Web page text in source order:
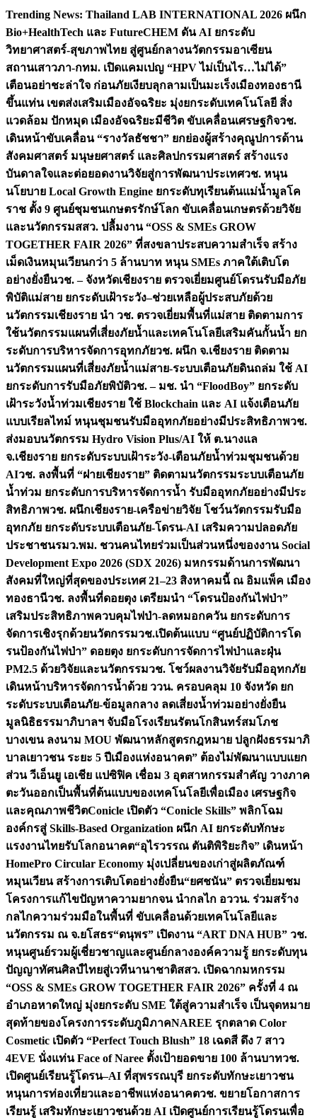
Skip
content
Trending News: Thailand LAB INTERNATIONAL 2026 ผนึก
Bio+HealthTech และ FutureCHEM ดัน AI ยกระดับ
วิทยาศาสตร์-สุขภาพไทย สู่ศูนย์กลางนวัตกรรมอาเซียน
สถานเสาวภา-กทม. เปิดแคมเปญ “HPV ไม่เป็นไร…ไม่ได้”
เตือนอย่าชะล่าใจ ก่อนภัยเงียบลุกลามเป็นมะเร็งเมืองทองธานี
ขึ้นแท่น เขตส่งเสริมเมืองอัจฉริยะ มุ่งยกระดับเทคโนโลยี สิ่ง
แวดล้อม ปักหมุด เมืองอัจฉริยะมีชีวิต ขับเคลื่อนเศรษฐกิจวช.
เดินหน้าขับเคลื่อน “รางวัลธัชชา” ยกย่องผู้สร้างคุณูปการด้าน
สังคมศาสตร์ มนุษยศาสตร์ และศิลปกรรมศาสตร์ สร้างแรง
บันดาลใจและต่อยอดงานวิจัยสู่การพัฒนาประเทศวช. หนุน
นโยบาย Local Growth Engine ยกระดับทุเรียนต้นแม่น้ำมูลโค
ราช ตั้ง 9 ศูนย์ชุมชนเกษตรรักษ์โลก ขับเคลื่อนเกษตรด้วยวิจัย
และนวัตกรรมสสว. ปลื้มงาน “OSS & SMEs GROW
TOGETHER FAIR 2026” ที่สงขลาประสบความสำเร็จ สร้าง
เม็ดเงินหมุนเวียนกว่า 5 ล้านบาท หนุน SMEs ภาคใต้เติบโต
อย่างยั่งยืนวช. – จังหวัดเชียงราย ตรวจเยี่ยมศูนย์โดรนรับมือภัย
พิบัติแม่สาย ยกระดับเฝ้าระวัง–ช่วยเหลือผู้ประสบภัยด้วย
นวัตกรรมเชียงราย นำ วช. ตรวจเยี่ยมพื้นที่แม่สาย ติดตามการ
ใช้นวัตกรรมแผนที่เสี่ยงภัยน้ำและเทคโนโลยีเสริมคันกั้นน้ำ ยก
ระดับการบริหารจัดการอุทกภัยวช. ผนึก จ.เชียงราย ติดตาม
นวัตกรรมแผนที่เสี่ยงภัยน้ำแม่สาย-ระบบเตือนภัยดินถล่ม ใช้ AI
ยกระดับการรับมือภัยพิบัติวช. – มช. นำ “FloodBoy” ยกระดับ
เฝ้าระวังน้ำท่วมเชียงราย ใช้ Blockchain และ AI แจ้งเตือนภัย
แบบเรียลไทม์ หนุนชุมชนรับมืออุทกภัยอย่างมีประสิทธิภาพวช.
ส่งมอบนวัตกรรม Hydro Vision Plus/AI ให้ ต.นางแล
จ.เชียงราย ยกระดับระบบเฝ้าระวัง-เตือนภัยน้ำท่วมชุมชนด้วย
AIวช. ลงพื้นที่ “ฝายเชียงราย” ติดตามนวัตกรรมระบบเตือนภัย
น้ำท่วม ยกระดับการบริหารจัดการน้ำ รับมืออุทกภัยอย่างมีประ
สิทธิภาพวช. ผนึกเชียงราย-เครือข่ายวิจัย โชว์นวัตกรรมรับมือ
อุทกภัย ยกระดับระบบเตือนภัย-โดรน-AI เสริมความปลอดภัย
ประชาชนรมว.พม. ชวนคนไทยร่วมเป็นส่วนหนึ่งของงาน Social
Development Expo 2026 (SDX 2026) มหกรรมด้านการพัฒนา
สังคมที่ใหญ่ที่สุดของประเทศ 21–23 สิงหาคมนี้ ณ อิมแพ็ค เมือง
ทองธานีวช. ลงพื้นที่ดอยตุง เตรียมนำ “โดรนป้องกันไฟป่า”
เสริมประสิทธิภาพควบคุมไฟป่า-ลดหมอกควัน ยกระดับการ
จัดการเชิงรุกด้วยนวัตกรรมวช.เปิดต้นแบบ “ศูนย์ปฏิบัติการโด
รนป้องกันไฟป่า” ดอยตุง ยกระดับการจัดการไฟป่าและฝุ่น
PM2.5 ด้วยวิจัยและนวัตกรรมวช. โชว์ผลงานวิจัยรับมืออุทกภัย
เดินหน้าบริหารจัดการน้ำด้วย ววน. ครอบคลุม 10 จังหวัด ยก
ระดับระบบเตือนภัย-ข้อมูลกลาง ลดเสี่ยงน้ำท่วมอย่างยั่งยืน
มูลนิธิธรรมาภิบาลฯ จับมือโรงเรียนรัตนโกสินทร์สมโภช
บางเขน ลงนาม MOU พัฒนาหลักสูตรกฎหมาย ปลูกฝังธรรมาภิ
บาลเยาวชน ระยะ 5 ปีเมืองแห่งอนาคต” ต้องไม่พัฒนาแบบแยก
ส่วน วีเอ็นยู เอเชีย แปซิฟิค เชื่อม 3 อุตสาหกรรมสำคัญ วางภาค
ตะวันออกเป็นพื้นที่ต้นแบบของเทคโนโลยีเพื่อเมือง เศรษฐกิจ
และคุณภาพชีวิตConicle เปิดตัว “Conicle Skills” พลิกโฉม
องค์กรสู่ Skills-Based Organization ผนึก AI ยกระดับทักษะ
แรงงานไทยรับโลกอนาคต“อุไรวรรณ ตันติพิริยะกิจ” เดินหน้า
HomePro Circular Economy มุ่งเปลี่ยนของเก่าสู่ผลิตภัณฑ์
หมุนเวียน สร้างการเติบโตอย่างยั่งยืน“ยศชนัน” ตรวจเยี่ยมชม
โครงการแก้ไขปัญหาความยากจน นำกลไก อววน. ร่วมสร้าง
กลไกความร่วมมือในพื้นที่ ขับเคลื่อนด้วยเทคโนโลยีและ
นวัตกรรม ณ จ.ยโสธร“ดนุพร” เปิดงาน “ART DNA HUB” วช.
หนุนศูนย์รวมผู้เชี่ยวชาญและศูนย์กลางองค์ความรู้ ยกระดับทุน
ปัญญาทัศนศิลป์ไทยสู่เวทีนานาชาติสสว. เปิดฉากมหกรรม
“OSS & SMEs GROW TOGETHER FAIR 2026” ครั้งที่ 4 ณ
อำเภอหาดใหญ่ มุ่งยกระดับ SME ใต้สู่ความสำเร็จ เป็นจุดหมาย
สุดท้ายของโครงการระดับภูมิภาคNAREE รุกตลาด Color
Cosmetic เปิดตัว “Perfect Touch Blush” 18 เฉดสี ดึง 7 สาว
4EVE นั่งแท่น Face of Naree ตั้งเป้ายอดขาย 100 ล้านบาทวช.
เปิดศูนย์เรียนรู้โดรน–AI ที่สุพรรณบุรี ยกระดับทักษะเยาวชน
หนุนการท่องเที่ยวและอาชีพแห่งอนาคตวช. ขยายโอกาสการ
เรียนรู้ เสริมทักษะเยาวชนด้วย AI เปิดศูนย์การเรียนรู้โดรนเพื่อ